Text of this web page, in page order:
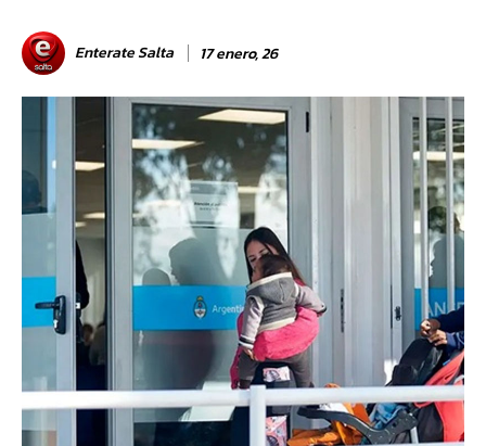
Enterate Salta 17 enero, 26